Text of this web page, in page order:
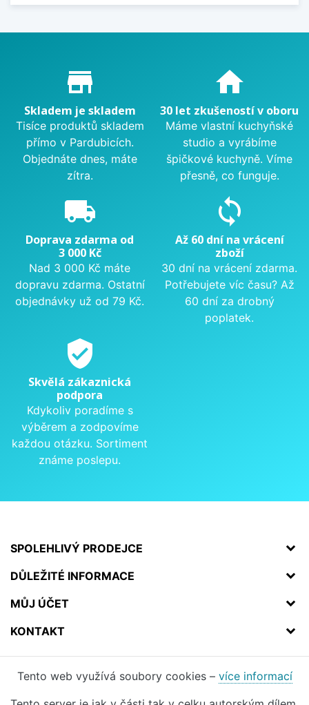
Proč nakupovat u nás?
store_mall_directory
Skladem je skladem
Tisíce produktů skladem
přímo v Pardubicích.
Objednáte dnes, máte
zítra.
home
30 let zkušeností v oboru
Máme vlastní kuchyňské
studio a vyrábíme
špičkové kuchyně. Víme
přesně, co funguje.
local_shipping
Doprava zdarma od
3 000 Kč
Nad 3 000 Kč máte
dopravu zdarma. Ostatní
objednávky už od 79 Kč.
sync
Až 60 dní na vrácení
zboží
30 dní na vrácení zdarma.
Potřebujete víc času? Až
60 dní za drobný
poplatek.
verified_user
Skvělá zákaznická
podpora
Kdykoliv poradíme s
výběrem a zodpovíme
každou otázku. Sortiment
známe poslepu.
SPOLEHLIVÝ PRODEJCE
DŮLEŽITÉ INFORMACE
MŮJ ÚČET
KONTAKT
Tento web využívá soubory cookies – více informací